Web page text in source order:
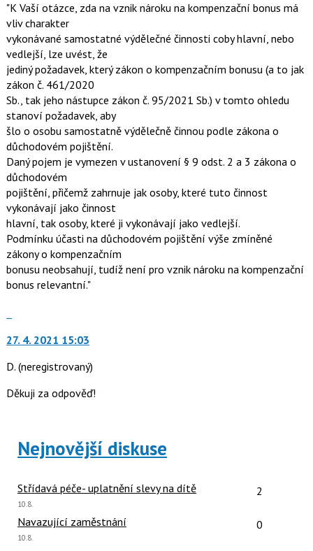
"K Vaší otázce, zda na vznik nároku na kompenzační bonus má
vliv charakter
vykonávané samostatné výdělečné činnosti coby hlavní, nebo
vedlejší, lze uvést, že
jediný požadavek, který zákon o kompenzačním bonusu (a to jak
zákon č. 461/2020
Sb., tak jeho nástupce zákon č. 95/2021 Sb.) v tomto ohledu
stanoví požadavek, aby
šlo o osobu samostatně výdělečně činnou podle zákona o
důchodovém pojištění.
Daný pojem je vymezen v ustanovení § 9 odst. 2 a 3 zákona o
důchodovém
pojištění, přičemž zahrnuje jak osoby, které tuto činnost
vykonávají jako činnost
hlavní, tak osoby, které ji vykonávají jako vedlejší.
Podmínku účasti na důchodovém pojištění výše zmíněné
zákony o kompenzačním
bonusu neobsahují, tudíž není pro vznik nároku na kompenzační
bonus relevantní."
další
názor.
K
navigaci
i
pro
následující
a
P
27. 4. 2021 15:03
D. (neregistrovaný)
Děkuji za odpověď!
Nejnovější diskuse
Střídavá péče- uplatnění slevy na dítě Počet
2
Poslední
10.8.
Navazující zaměstnání Počet
0
Poslední
10.8.